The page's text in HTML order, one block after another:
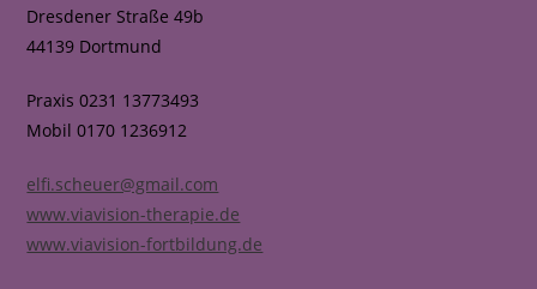
Dresdener Straße 49b
44139 Dortmund
Praxis 0231 13773493
Mobil 0170 1236912
elfi.scheuer@gmail.com
www.viavision-therapie.de
www.viavision-fortbildung.de